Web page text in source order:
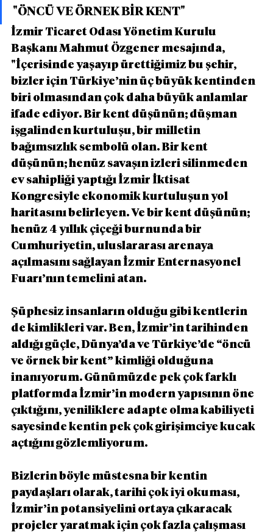
"ÖNCÜ VE ÖRNEK BİR KENT"
İzmir Ticaret Odası Yönetim Kurulu
Başkanı Mahmut Özgener mesajında,
"İçerisinde yaşayıp ürettiğimiz bu şehir,
bizler için Türkiye’nin üç büyük kentinden
biri olmasından çok daha büyük anlamlar
ifade ediyor. Bir kent düşünün; düşman
işgalinden kurtuluşu, bir milletin
bağımsızlık sembolü olan. Bir kent
düşünün; henüz savaşın izleri silinmeden
ev sahipliği yaptığı İzmir İktisat
Kongresiyle ekonomik kurtuluşun yol
haritasını belirleyen. Ve bir kent düşünün;
henüz 4 yıllık çiçeği burnunda bir
Cumhuriyetin, uluslararası arenaya
açılmasını sağlayan İzmir Enternasyonel
Fuarı’nın temelini atan.
Şüphesiz insanların olduğu gibi kentlerin
de kimlikleri var. Ben, İzmir’in tarihinden
aldığı güçle, Dünya’da ve Türkiye’de “öncü
ve örnek bir kent” kimliği olduğuna
inanıyorum. Günümüzde pek çok farklı
platformda İzmir’in modern yapısının öne
çıktığını, yeniliklere adapte olma kabiliyeti
sayesinde kentin pek çok girişimciye kucak
açtığını gözlemliyorum.
Bizlerin böyle müstesna bir kentin
paydaşları olarak, tarihi çok iyi okuması,
İzmir’in potansiyelini ortaya çıkaracak
projeler yaratmak için çok fazla çalışması